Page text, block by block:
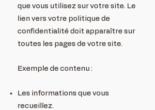
que vous utilisez sur votre site. Le
lien vers votre politique de
confidentialité doit apparaître sur
toutes les pages de votre site.
Exemple de contenu :
Les informations que vous
recueillez.